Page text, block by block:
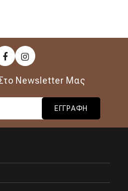
Newsletter Μας
ΕΓΓΡΑΦΉ